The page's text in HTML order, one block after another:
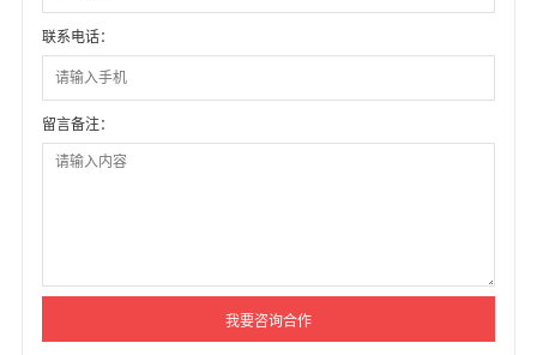
联系电话：
留言备注：